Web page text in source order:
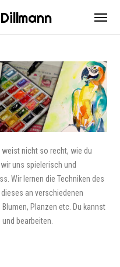
weist nicht so recht, wie du
uns spielerisch und
Wir lernen die Techniken des
an verschiedenen
Planzen etc. Du kannst
bearbeiten.